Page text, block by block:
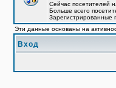
Сейчас посетителей
Больше всего
Зарегистрированные
Эти данные основаны на
Вход